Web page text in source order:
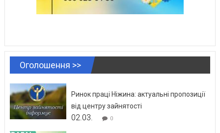
Оголошення >>
Ринок праці Ніжина: актуальні пропозиції
від центру зайнятості
02.03. 0